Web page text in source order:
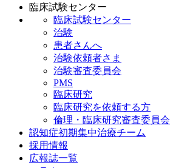
臨床試験センター
臨床試験センター
治験
患者さんへ
治験依頼者さま
治験審査委員会
PMS
臨床研究
臨床研究を依頼する方
倫理・臨床研究審査委員会
認知症初期集中治療チーム
採用情報
広報誌一覧